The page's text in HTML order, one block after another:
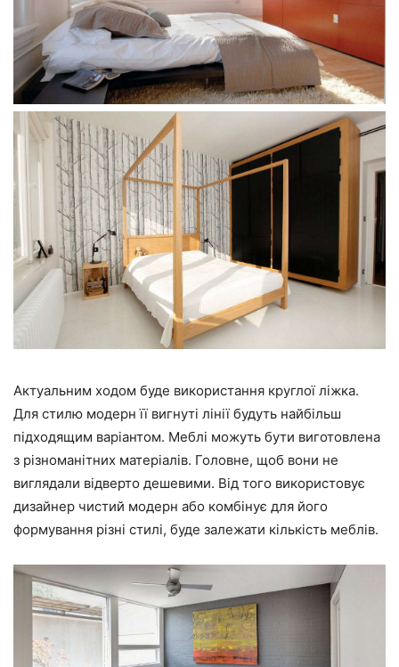
Актуальним ходом буде використання круглої ліжка.
Для стилю модерн її вигнуті лінії будуть найбільш
підходящим варіантом. Меблі можуть бути виготовлена
з різноманітних матеріалів. Головне, щоб вони не
виглядали відверто дешевими. Від того використовує
дизайнер чистий модерн або комбінує для його
формування різні стилі, буде залежати кількість меблів.